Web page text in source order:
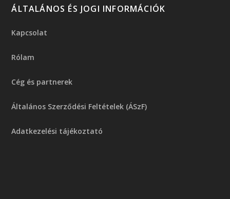
ÁLTALÁNOS ÉS JOGI INFORMÁCIÓK
Kapcsolat
Rólam
Cég és partnerek
Általános Szerződési Feltételek (ÁSzF)
Adatkezelési tájékoztató